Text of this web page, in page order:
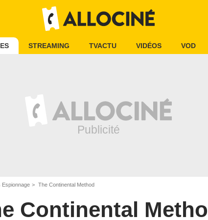
STREAMING TVACTU VIDÉOS VOD
Espionnage The Continental Method
Continental